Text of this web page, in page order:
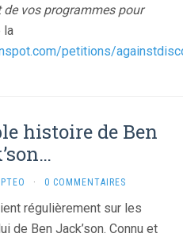
vos programmes pour
la
petitions/
histoire de Ben
· 0 COMMENTAIRES
régulièrement sur les
de Ben Jack’son. Connu et